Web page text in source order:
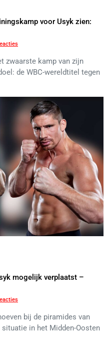
voor Usyk zien:
zwaarste kamp van zijn
de WBC-wereldtitel tegen
mogelijk verplaatst –
bij de piramides van
in het Midden-Oosten